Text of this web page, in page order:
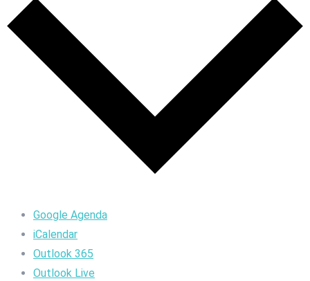
Google Agenda
iCalendar
Outlook 365
Outlook Live